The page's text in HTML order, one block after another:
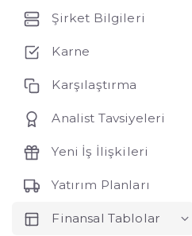
Şirket Bilgileri
Karne
Karşılaştırma
Analist Tavsiyeleri
Yeni İş İlişkileri
Yatırım Planları
Finansal Tablolar